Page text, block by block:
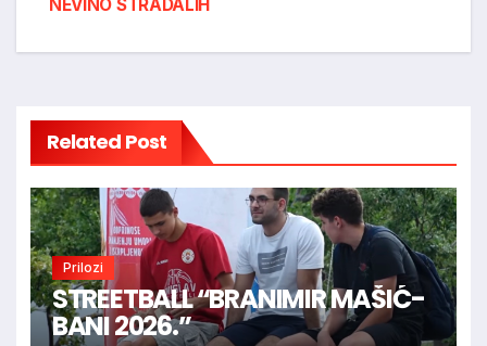
NEVINO STRADALIH
Related Post
Prilozi
STREETBALL “BRANIMIR MAŠIĆ-
BANI 2026.”